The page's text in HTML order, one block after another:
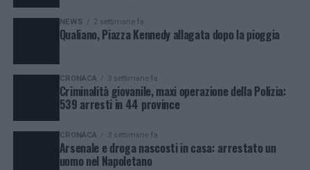
NEWS 2 settimane fa
Qualiano, Piazza Kennedy allagata dopo la pioggia
CRONACA 3 settimane fa
Criminalità giovanile, maxi operazione della Polizia:
539 arresti in 44 province
CRONACA 3 settimane fa
Arsenale e droga nascosti in casa: arrestato un
uomo nel Napoletano